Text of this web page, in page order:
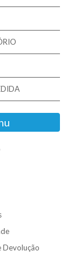
Devolução